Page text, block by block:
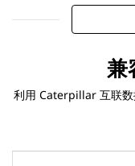
兼
利用 Caterpillar 互联数